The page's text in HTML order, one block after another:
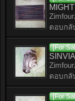
ตอบกลั
[For
ตอบกลั
[For